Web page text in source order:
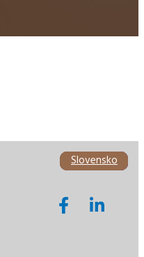
Slovensko
Ekonomika
Slovensko
Ekonomika
Dane
Slovensko